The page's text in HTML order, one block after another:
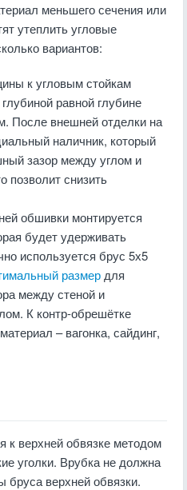
меньшего сечения или
утеплить угловые
вариантов:
к угловым стойкам
равной глубине
После внешней отделки на
наличник, который
зазор между углом и
позволит снизить
обшивки монтируется
будет удерживать
используется брус 5х5
размер для
между стеной и
К контр-обрешётке
– вагонка, сайдинг,
к верхней обвязке методом
уголки. Врубка не должна
верхней обвязки.